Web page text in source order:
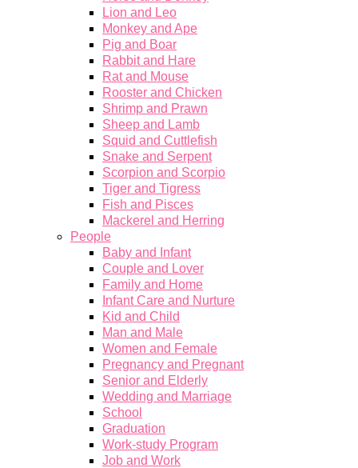
Lion and Leo
Monkey and Ape
Pig and Boar
Rabbit and Hare
Rat and Mouse
Rooster and Chicken
Shrimp and Prawn
Sheep and Lamb
Squid and Cuttlefish
Snake and Serpent
Scorpion and Scorpio
Tiger and Tigress
Fish and Pisces
Mackerel and Herring
People
Baby and Infant
Couple and Lover
Family and Home
Infant Care and Nurture
Kid and Child
Man and Male
Women and Female
Pregnancy and Pregnant
Senior and Elderly
Wedding and Marriage
School
Graduation
Work-study Program
Job and Work